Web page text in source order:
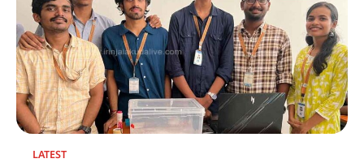
LATEST